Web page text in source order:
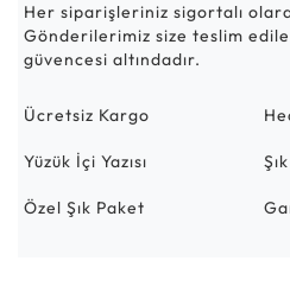
Her siparişleriniz sigortalı
Gönderilerimiz size teslim
güvencesi altındadır.
Ücretsiz Kargo
Yüzük İçi Yazısı
Özel Şık Paket